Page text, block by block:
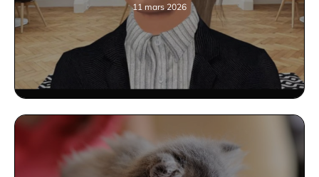
11 mars 2026